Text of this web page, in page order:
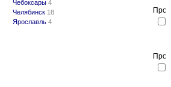
Чебоксары 4
Челябинск 18
Ярославль 4